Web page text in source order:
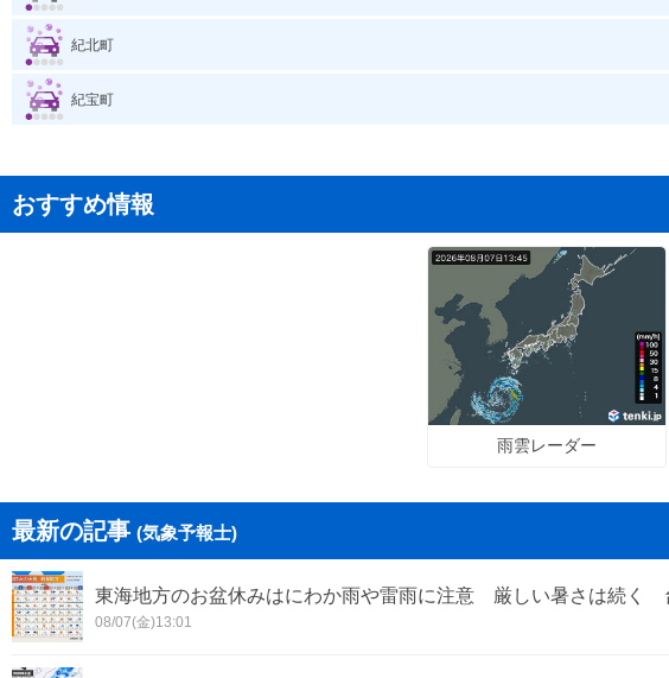
紀北町
紀宝町
おすすめ情報
雨雲レーダー
最新の記事 (気象予報士)
東海地方のお盆休みはにわか雨や雷雨に注意 厳しい暑さは続く
08/07(金)13:01